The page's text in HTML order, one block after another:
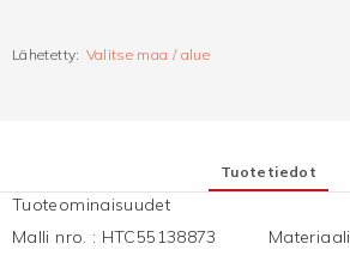
Lähetetty: Valitse maa / alue
Tuotetiedot
Tuoteominaisuudet
Malli nro. : HTC55138873 Materiaali